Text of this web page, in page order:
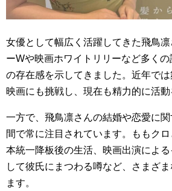
女優として幅広く活躍してきた飛鳥
ーWや映画ホワイトリリーなど多く
の存在感を示してきました。近年で
映画にも挑戦し、現在も精力的に活動
一方で、飛鳥凛さんの結婚や恋愛に
間で常に注目されています。ももク
本統一降板後の生活、映画出演によ
して彼氏にまつわる噂など、さまざ
ます。